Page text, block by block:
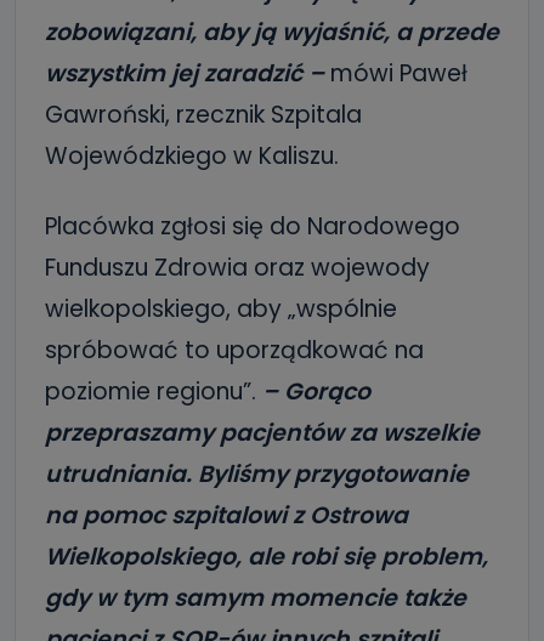
zobowiązani, aby ją wyjaśnić, a przede
wszystkim jej zaradzić –mówi Paweł
Gawroński, rzecznik Szpitala
Wojewódzkiego w Kaliszu.
Placówka zgłosi się do Narodowego
Funduszu Zdrowia oraz wojewody
wielkopolskiego, aby „wspólnie
spróbować to uporządkować na
poziomie regionu”. – Gorąco
przepraszamy pacjentów za wszelkie
utrudniania. Byliśmy przygotowanie
na pomoc szpitalowi z Ostrowa
Wielkopolskiego, ale robi się problem,
gdy w tym samym momencie także